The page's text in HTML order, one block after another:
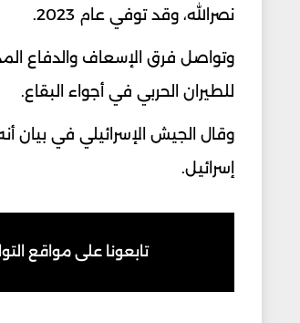
نصرالله، وقد توفي عام 2023.
وتواصل فرق الإسعاف والدفاع
للطيران الحربي في أجواء البقاع.
وقال الجيش الإسرائيلي في
إسرائيل.
تابعونا على مواقع